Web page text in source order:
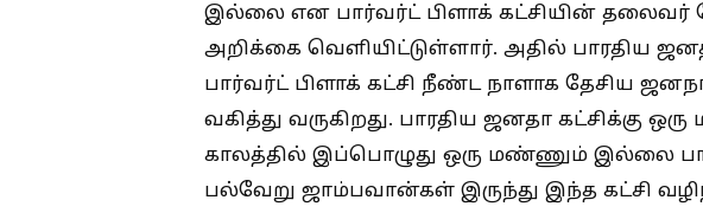
இல்லை என பார்வர்ட் பிளாக் கட்சியின் தலைவர்
அறிக்கை வெளியிட்டுள்ளார். அதில் பாரதிய
பார்வர்ட் பிளாக் கட்சி நீண்ட நாளாக தேசிய
வகித்து வருகிறது. பாரதிய ஜனதா கட்சிக்கு ஒரு
காலத்தில் இப்பொழுது ஒரு மண்ணும் இல்லை
பல்வேறு ஜாம்பவான்கள் இருந்து இந்த கட்சி